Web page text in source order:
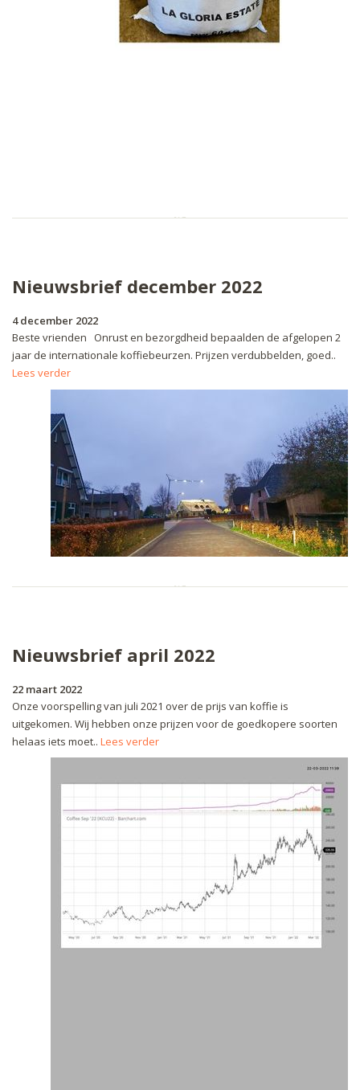
Nieuwsbrief december 2022
4 december 2022
Beste vrienden Onrust en bezorgdheid bepaalden de afgelopen 2
jaar de internationale koffiebeurzen. Prijzen verdubbelden, goed..
Lees verder
Nieuwsbrief april 2022
22 maart 2022
Onze voorspelling van juli 2021 over de prijs van koffie is
uitgekomen. Wij hebben onze prijzen voor de goedkopere soorten
helaas iets moet.. Lees verder